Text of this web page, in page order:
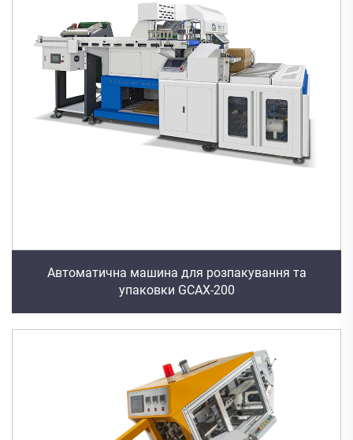
Автоматична машина для розпакування та
упаковки GCAX-200